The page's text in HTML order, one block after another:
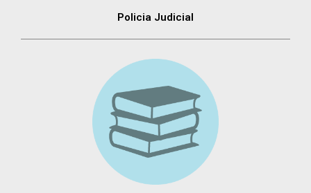
Policia Judicial